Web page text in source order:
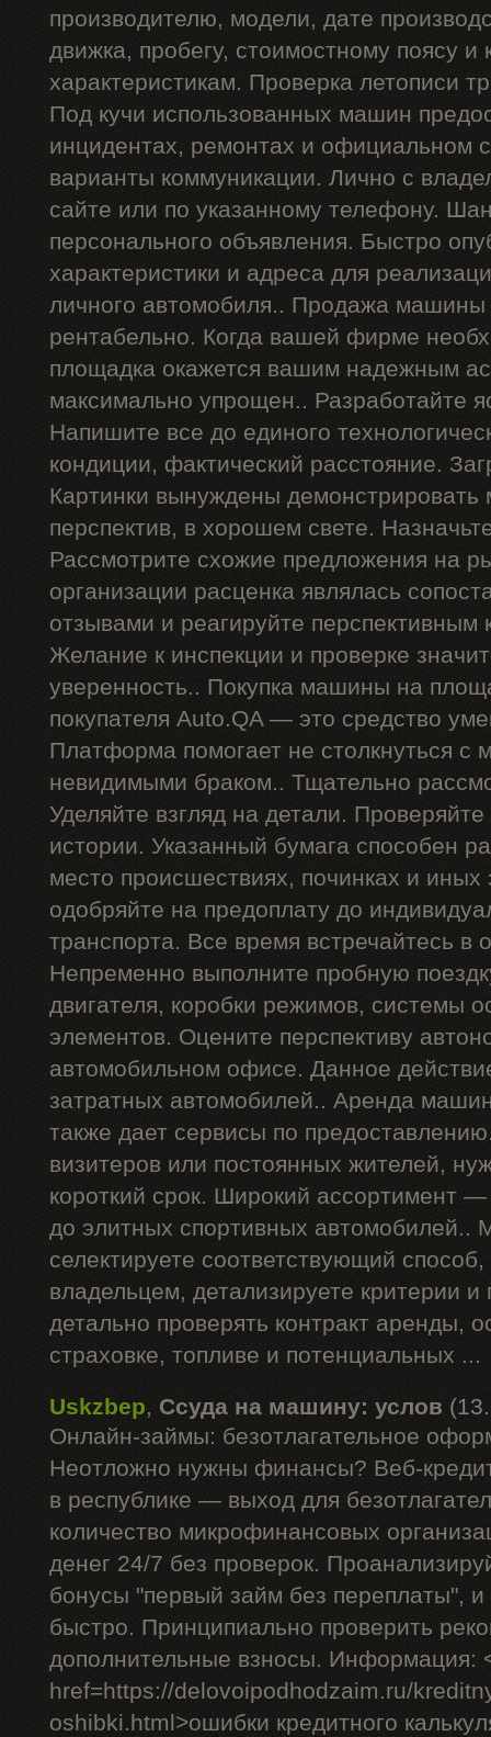
производителю, модели, дате
движка, пробегу, стоимостному поясу и
характеристикам. Проверка летописи
Под кучи использованных машин
инцидентах, ремонтах и официальном
варианты коммуникации. Лично с
сайте или по указанному телефону.
персонального объявления. Быстро
характеристики и адреса для
личного автомобиля.. Продажа машины
рентабельно. Когда вашей фирме
площадка окажется вашим надежным
максимально упрощен.. Разработайте
Напишите все до единого
кондиции, фактический расстояние.
Картинки вынуждены
перспектив, в хорошем свете.
Рассмотрите схожие предложения на
организации расценка являлась
отзывами и реагируйте перспективным
Желание к инспекции и проверке
уверенность.. Покупка машины на
покупателя Auto.QA — это средство
Платформа помогает не столкнуться с
невидимыми браком.. Тщательно
Уделяйте взгляд на детали.
истории. Указанный бумага способен
место происшествиях, починках и
одобряйте на предоплату до
транспорта. Все время встречайтесь в
Непременно выполните пробную
двигателя, коробки режимов, системы
элементов. Оцените перспективу
автомобильном офисе. Данное
затратных автомобилей.. Аренда
также дает сервисы по
визитеров или постоянных жителей,
короткий срок. Широкий ассортимент
до элитных спортивных автомобилей..
селектируете соответствующий
владельцем, детализируете критерии
детально проверять контракт аренды,
страховке, топливе и потенциальных ...
Uskzbep, Ссуда на машину: услов
Онлайн-займы: безотлагательное
Неотложно нужны финансы? Веб-
в республике — выход для
количество микрофинансовых
денег 24/7 без проверок.
бонусы "первый займ без переплаты", и
быстро. Принципиально проверить
дополнительные взносы. Информация:
href=https://delovoipodhodzaim.ru/
oshibki.html>ошибки кредитного